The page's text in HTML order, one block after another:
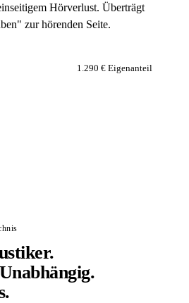
Hörverlust. Überträgt
zur hörenden Seite.
1.290 € Eigenanteil